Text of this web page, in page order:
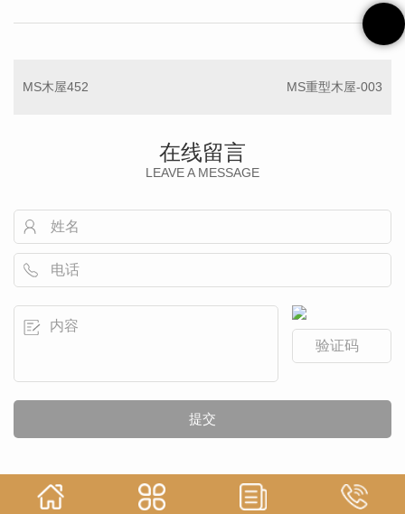
MS木屋452 MS重型木屋-003
在线留言
LEAVE A MESSAGE